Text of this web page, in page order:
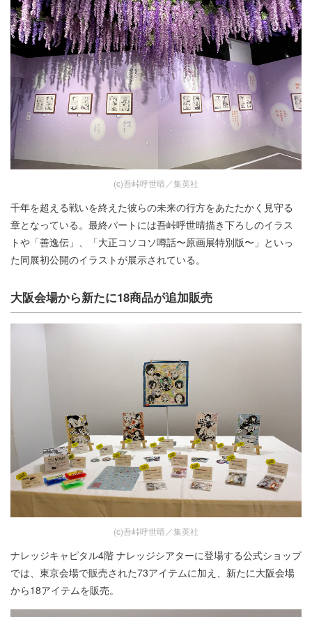
(c)吾峠呼世晴／集英社
千年を超える戦いを終えた彼らの未来の行方をあたたかく見守る
章となっている。最終パートには吾峠呼世晴描き下ろしのイラス
トや「善逸伝」、「大正コソコソ噂話〜原画展特別版〜」といっ
た同展初公開のイラストが展示されている。
大阪会場から新たに18商品が追加販売
(c)吾峠呼世晴／集英社
ナレッジキャピタル4階 ナレッジシアターに登場する公式ショップ
では、東京会場で販売された73アイテムに加え、新たに大阪会場
から18アイテムを販売。